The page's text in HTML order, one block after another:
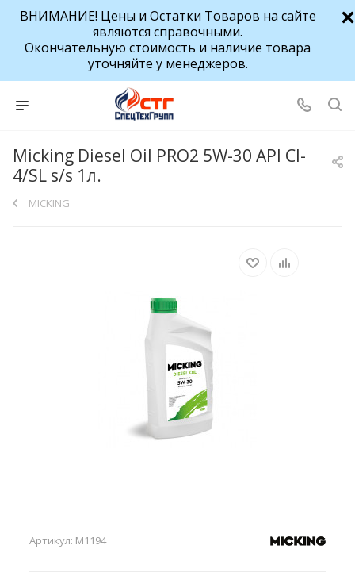
ВНИМАНИЕ! Цены и Остатки Товаров на сайте
являются справочными.
Окончательную стоимость и наличие товара
уточняйте у менеджеров.
Micking Diesel Oil PRO2 5W-30 API CI-
4/SL s/s 1л.
MICKING
Артикул: M1194